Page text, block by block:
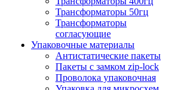
Трансформаторы 50гц
Трансформаторы
согласующие
Упаковочные материалы
Антистатические пакеты
Пакеты с замком zip-lock
Проволока упаковочная